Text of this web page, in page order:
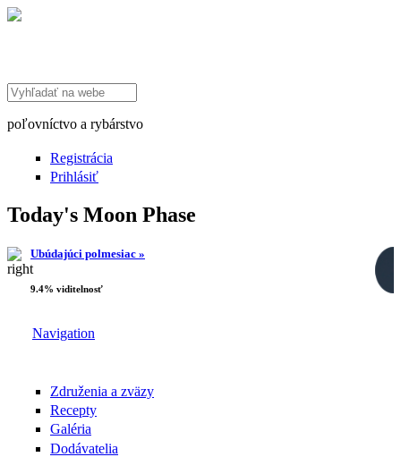
Search this site
poľovníctvo a rybárstvo
Registrácia
Prihlásiť
Today's Moon Phase
Ubúdajúci polmesiac »
9.4% viditelnosť
Navigation
Združenia a zväzy
Recepty
Galéria
Dodávatelia